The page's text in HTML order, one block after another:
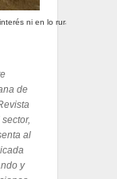
ni en lo rural, ni
de
al
y